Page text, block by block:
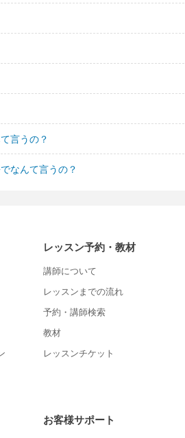
言うの？
なんて言うの？
レッスン予約・教材
講師について
レッスンまでの流れ
予約・講師検索
教材
レッスンチケット
お客様サポート